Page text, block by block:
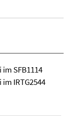
SFB1114
IRTG2544